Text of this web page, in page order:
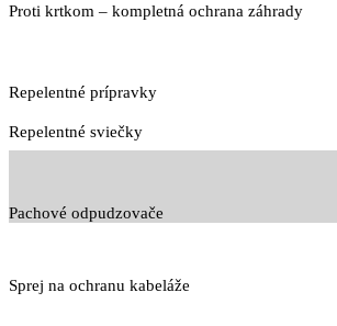
Proti krtkom – kompletná ochrana záhrady
Repelentné prípravky
Repelentné sviečky
Pachové odpudzovače
Sprej na ochranu kabeláže